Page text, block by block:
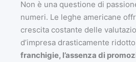
Non è una questione di
numeri. Le leghe americane
crescita costante delle
d’impresa drasticamente
franchigie, l’assenza di